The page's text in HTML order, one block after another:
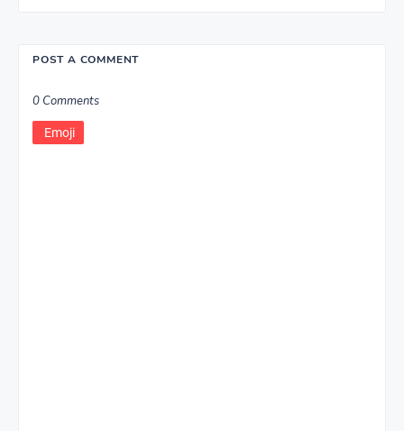
POST A COMMENT
0 Comments
Emoji